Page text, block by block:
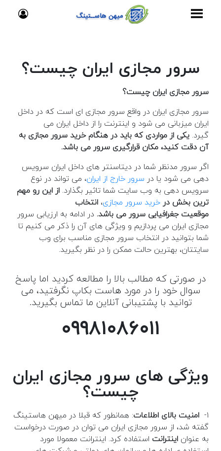
سرور مجازی ایران چیست؟
سرور مجازی ایران چیست؟
سرور مجازی ایران در واقع سرور مجازی ای است که در داخل
ایران میزبانی می شود و اینترنت را از داخل ایران می
گیرد. یکی از مواردی که باید در هنگام خرید سرور مجازی به
آن دقت کنید، مکان قرارگیری سرور می باشد.
اگر سرور مدنظر شما در دیتاسنتر های داخل ایران سرویس
دهی می شود یا در سرور خارج از ایران، می تواند در نوع
سرویس دهی به وب سایت شما تاثیر بگذارد. از این رو مهم
ترین بخش درخرید سرور مجازی، انتخاب
موقعیت جغرافیایی سرور می باشد. در ادامه به ارزیابی سرور
مجازی ایران می پردازیم و ویژگی های آن را ذکر می کنیم تا
شما بتوانید در انتخاب سرور مجازی مناسب برای وب
سایتتان، بهترین حالت ممکن را در نظر بگیرید.
در صورتی که مطالب بالا را مطالعه کردید اما پاسخ
سوال خود را در مورد هاست بکاپ نگرفتید، می
توانید با پشتیبانی آنلاین ما تماس بگیرید.
۰۹۹۸۱۰۸۶۰۱۱
ویژگی های سرور مجازی ایران
چیست؟
۱- امنیت بالای اطلاعات: همانطور که قبلا در میهن هاستینگ
گفته شد، از سرور مجازی ایران می توان در صورت درخواست
به عنوان اینترانت استفاده کرد. اینترانت معمولا مورد